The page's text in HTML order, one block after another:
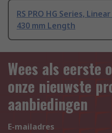
RS PRO HG Series,
430 mm Length
Wees als eerste
onze nieuwste
aanbiedingen
E-mailadres